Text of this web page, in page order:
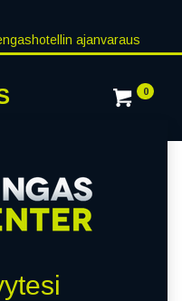
ajanvaraus
0